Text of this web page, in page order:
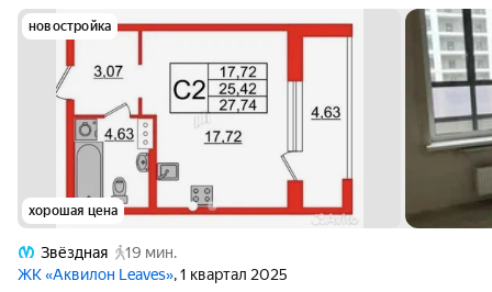
новостройка
хорошая цена
Звёздная
19 мин.
ЖК «Аквилон Leaves», 1 квартал 2025